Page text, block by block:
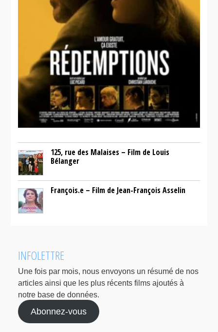
125, rue des Malaises – Film de Louis
Bélanger
François.e – Film de Jean-François Asselin
INFOLETTRE
Une fois par mois, nous envoyons un résumé de nos
articles ainsi que les plus récents films ajoutés à
notre base de données.
Abonnez-vous